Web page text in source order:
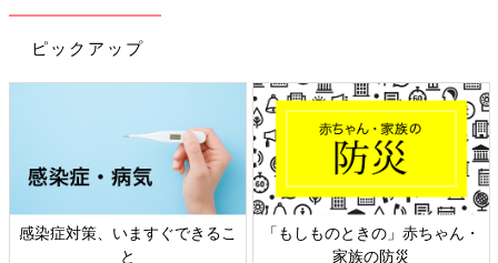
ピックアップ
策、いますぐできるこ
「もしものときの」赤ちゃん・
家族の防災
日本外